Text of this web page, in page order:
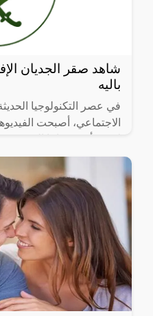
شاهد صقر الجديان
باليه
في عصر التكنولوجيا
الاجتماعي، أصبحت
انتشرت